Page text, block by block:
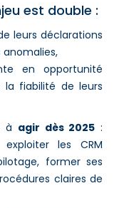
est double :
leurs déclarations
en opportunité
fiabilité de leurs
à agir dès 2025 :
les CRM
former ses
claires de